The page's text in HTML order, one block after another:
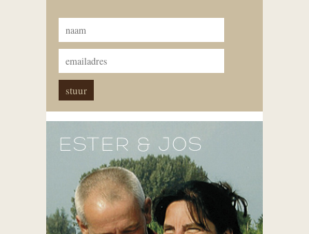
ESTER & JOS